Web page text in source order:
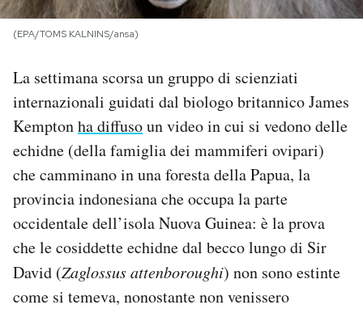
I MIEI PREFERITI
SHOP
CALENDARIO
AREA PERSONALE
Area Personale
Notifiche mobile
Regala il Post
Hai bisogno di aiuto?
(EPA/TOMS KALNINS/ansa)
La settimana scorsa un gruppo di scienziati
internazionali guidati dal biologo britannico James
Kemptonha diffusoun video in cui si vedono delle
echidne (della famiglia dei mammiferi ovipari)
che camminano in una foresta della Papua, la
provincia indonesiana che occupa la parte
occidentale dell’isola Nuova Guinea: è la prova
che le cosiddette echidne dal becco lungo di Sir
David (Zaglossus attenboroughi) non sono estinte
come si temeva, nonostante non venissero